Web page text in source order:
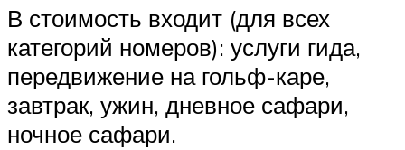
В стоимость входит (для всех
категорий номеров): услуги гида,
передвижение на гольф-каре,
завтрак, ужин, дневное сафари,
ночное сафари.